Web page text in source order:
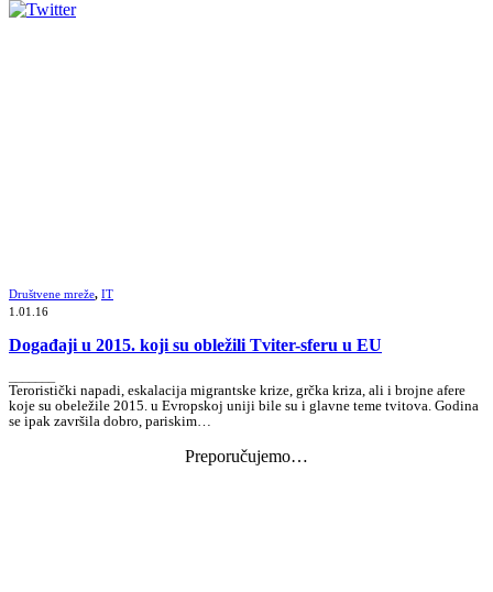
Društvene mreže, IT
1.01.16
Događaji u 2015. koji su obležili Tviter-sferu u EU
Teroristički napadi, eskalacija migrantske krize, grčka kriza, ali i brojne afere
koje su obeležile 2015. u Evropskoj uniji bile su i glavne teme tvitova. Godina
se ipak završila dobro, pariskim…
Preporučujemo…